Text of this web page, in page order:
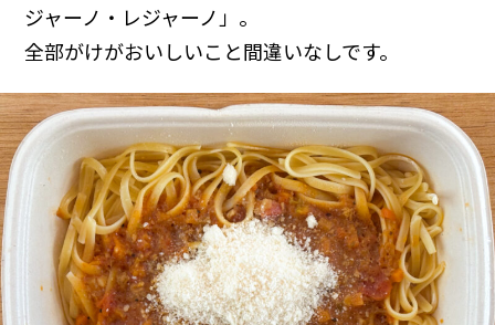
ジャーノ・レジャーノ」。
全部がけがおいしいこと間違いなしです。